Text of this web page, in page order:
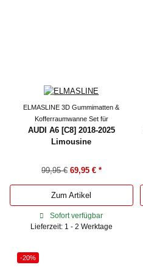
ELMASLINE 3D Gummimatten &
Kofferraumwanne Set für
AUDI A6 [C8] 2018-2025
Limousine
99,95 € 69,95 € *
Zum Artikel
Sofort verfügbar
Lieferzeit: 1 - 2 Werktage
-20%